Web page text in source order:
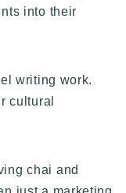
into their
writing work.
cultural
chai and